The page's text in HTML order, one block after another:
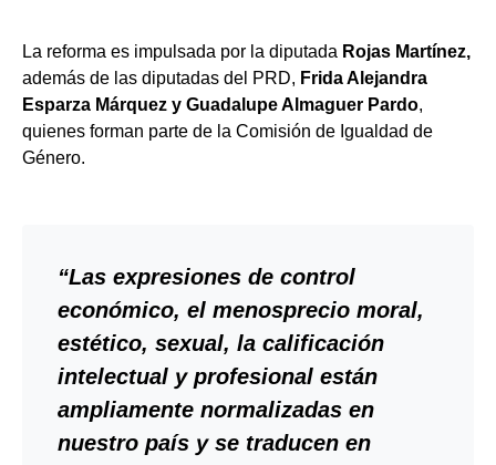
La reforma es impulsada por la diputada Rojas Martínez,
además de las diputadas del PRD, Frida Alejandra
Esparza Márquez y Guadalupe Almaguer Pardo,
quienes forman parte de la Comisión de Igualdad de
Género.
“Las expresiones de control
económico, el menosprecio moral,
estético, sexual, la calificación
intelectual y profesional están
ampliamente normalizadas en
nuestro país y se traducen en